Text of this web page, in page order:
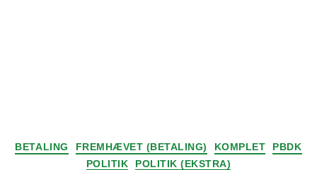
Kategorier
BETALING FREMHÆVET (BETALING) KOMPLET
PBDK
POLITIK
POLITIK (EKSTRA)